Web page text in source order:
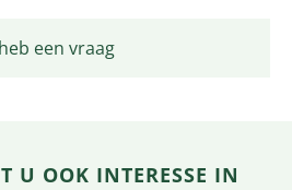
een vraag
U OOK INTERESSE IN